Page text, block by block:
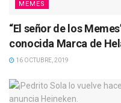
MEMES
“El señor de los
conocida Marca de
16 OCTUBRE, 2019